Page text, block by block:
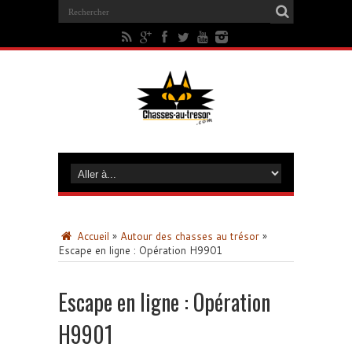
Accueil » Autour des chasses au trésor »
Escape en ligne : Opération H9901
Escape en ligne : Opération
H9901